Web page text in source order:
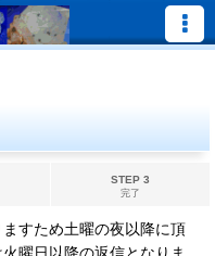
STEP 3
完了
すため土曜の夜以降に頂
曜日以降の返信となりま